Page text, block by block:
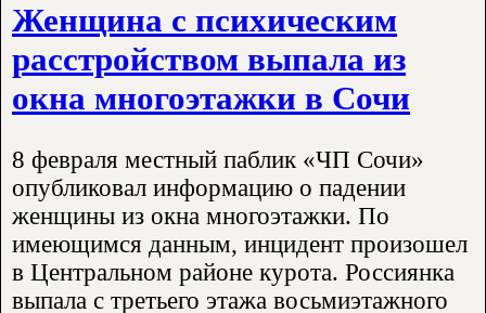
Женщина с психическим
расстройством выпала из
окна многоэтажки в Сочи
8 февраля местный паблик «ЧП Сочи»
опубликовал информацию о падении
женщины из окна многоэтажки. По
имеющимся данным, инцидент произошел
в Центральном районе курота. Россиянка
выпала с третьего этажа восьмиэтажного